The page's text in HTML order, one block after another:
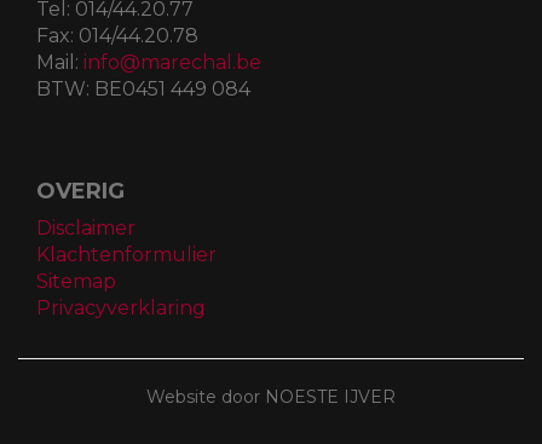
Tel: 014/44.20.77
Fax: 014/44.20.78
Mail: info@marechal.be
BTW: BE0451 449 084
OVERIG
Disclaimer
Klachtenformulier
Sitemap
Privacyverklaring
Website door NOESTE IJVER